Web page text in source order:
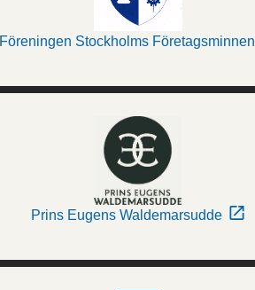
Föreningen Stockholms Företagsminnen
Prins Eugens Waldemarsudde